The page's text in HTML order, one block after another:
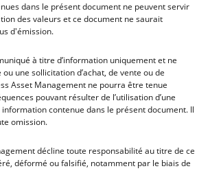
dans le présent document ne peuvent servir
des valeurs et ce document ne saurait
d'émission.
à titre d’information uniquement et ne
une sollicitation d’achat, de vente ou de
Asset Management ne pourra être tenue
pouvant résulter de l’utilisation d’une
contenue dans le présent document. Il
omission.
décline toute responsabilité au titre de ce
déformé ou falsifié, notamment par le biais de